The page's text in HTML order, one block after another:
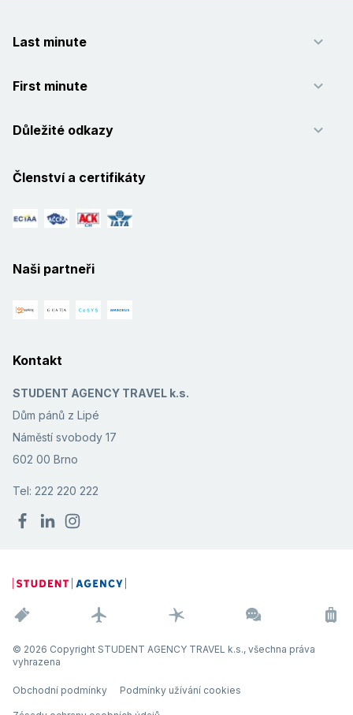
Last minute
First minute
Důležité odkazy
Členství a certifikáty
Naši partneři
Kontakt
STUDENT AGENCY TRAVEL k.s.
Dům pánů z Lipé
Náměstí svobody 17
602 00 Brno
Tel: 222 220 222
© 2026 Copyright STUDENT AGENCY TRAVEL k.s., všechna práva
vyhrazena
Obchodní podmínky Podmínky užívání cookies